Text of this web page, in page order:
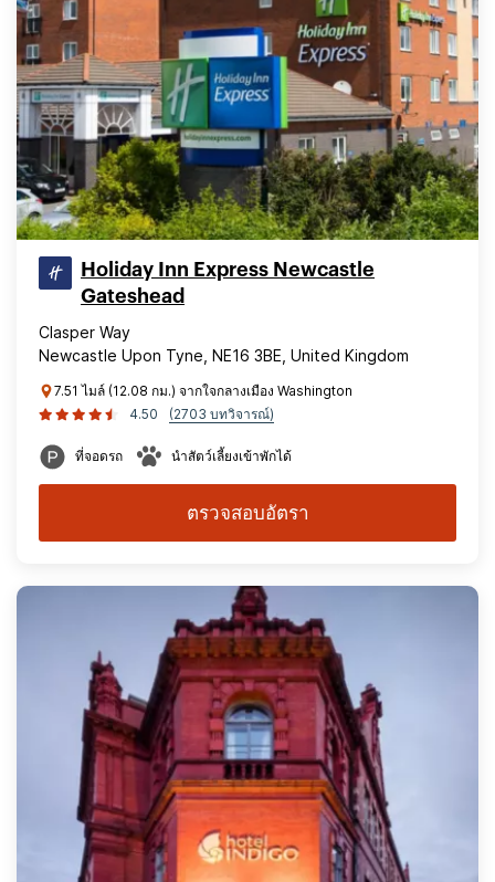
Holiday Inn Express Newcastle
Gateshead
Clasper Way
Newcastle Upon Tyne, NE16 3BE, United Kingdom
7.51 ไมล์ (12.08 กม.) จากใจกลางเมือง Washington
4.50
(2703 บทวิจารณ์)
ที่จอดรถ นำสัตว์เลี้ยงเข้าพักได้
ตรวจสอบอัตรา